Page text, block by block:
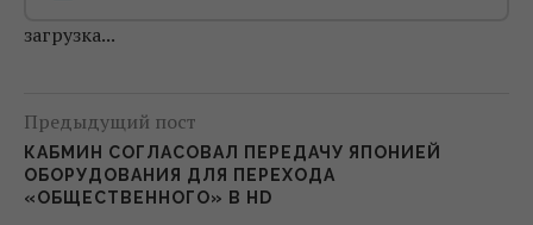
загрузка...
Предыдущий пост
КАБМИН СОГЛАСОВАЛ ПЕРЕДАЧУ ЯПОНИЕЙ
ОБОРУДОВАНИЯ ДЛЯ ПЕРЕХОДА
«ОБЩЕСТВЕННОГО» В HD